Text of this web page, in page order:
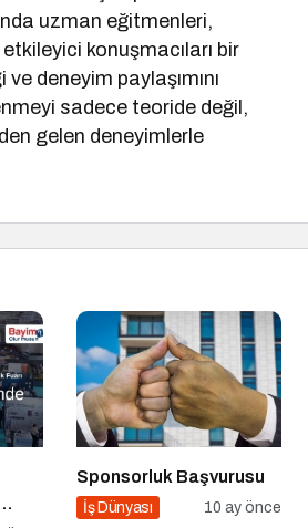
uzman eğitmenleri,
konuşmacıları bir
deneyim paylaşımını
sadece teoride değil,
gelen deneyimlerle
Sponsorluk Başvurusu
İş Dünyası 10 ay önce